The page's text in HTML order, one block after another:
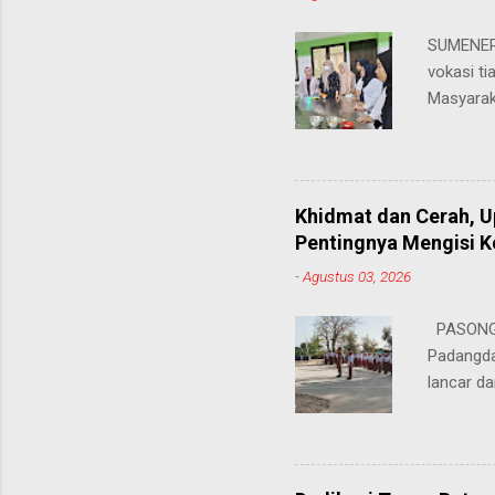
vokasi
hingga
masing.
"Saya
sangat
Khidmat dan Cerah,
Pentingnya Mengisi
-Agustus 03, 2026
lancar
penting
ia